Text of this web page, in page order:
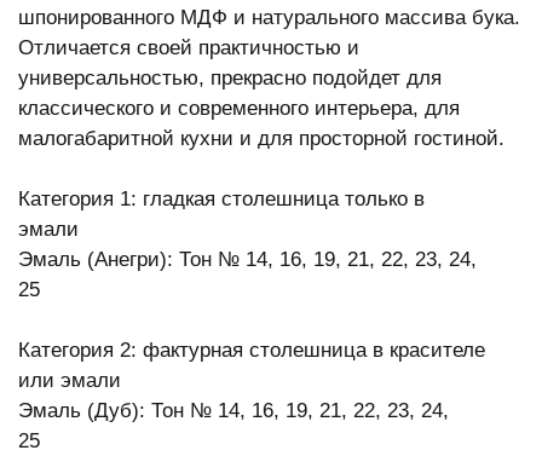
шпонированного МДФ и натурального массива бука.
Отличается своей практичностью и
универсальностью, прекрасно подойдет для
классического и современного интерьера, для
малогабаритной кухни и для просторной гостиной.
Категория 1: гладкая столешница только в
эмали
Эмаль (Анегри): Тон № 14, 16, 19, 21, 22, 23, 24,
25
Категория 2: фактурная столешница в красителе
или эмали
Эмаль (Дуб): Тон № 14, 16, 19, 21, 22, 23, 24,
25